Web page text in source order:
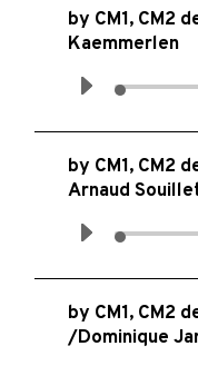
by CM1, CM2
Kaemmerlen
by CM1, CM2
Arnaud
by CM1, CM2
/Dominique